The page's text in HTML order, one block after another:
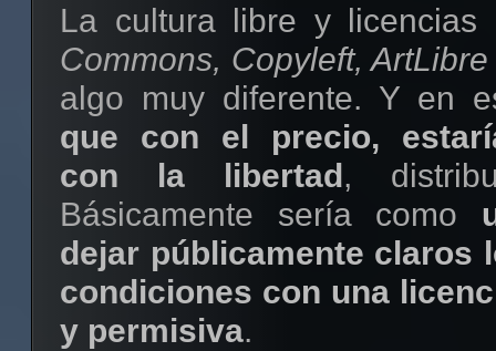
La cultura libre y
Commons, Copyleft, ArtLibre
algo muy diferente. Y en
que con el precio,
con la libertad,
Básicamente sería como
dejar públicamente claros
condiciones con una
y permisiva.